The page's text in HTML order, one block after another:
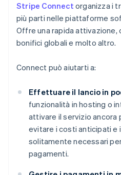
Stripe Connect organizza i
più parti nelle piattaforme
Offre una rapida
bonifici globali e molto altro.
Connect può aiutarti a:
Effettuare il lancio in
funzionalità in hosting o
attivare il servizio ancora
evitare i costi anticipati e
solitamente necessari
pagamenti.